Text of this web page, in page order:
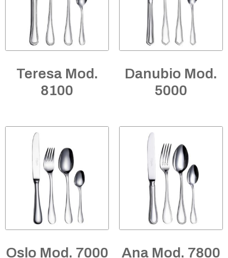
Teresa Mod.
8100
Danubio Mod.
5000
Oslo Mod. 7000 Ana Mod. 7800